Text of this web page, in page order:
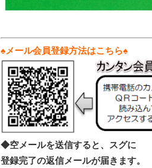
♠メール会員登録方法はこちら♠
◆空メールを送信すると、スグに
登録完了の返信メールが届きます。